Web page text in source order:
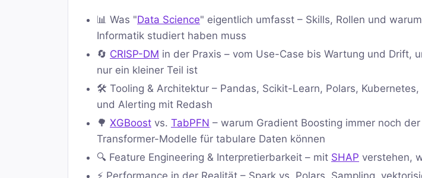
📊 Was "Data Science" eigentlich umfasst – Skills, Rollen und
Informatik studiert haben muss
🔄 CRISP-DM in der Praxis – vom Use-Case bis Wartung und Drift,
nur ein kleiner Teil ist
🛠️ Tooling & Architektur – Pandas, Scikit-Learn, Polars, Kubernetes,
und Alerting mit Redash
🌳 XGBoost vs. TabPFN – warum Gradient Boosting immer noch
Transformer-Modelle für tabulare Daten können
🔍 Feature Engineering & Interpretierbarkeit – mit SHAP verstehen,